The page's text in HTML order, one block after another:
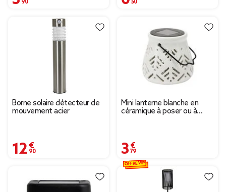
Borne solaire détecteur de
mouvement acier
12,90 €
Mini lanterne blanche en
céramique à poser ou à
3,79 €
OFFRE VIP